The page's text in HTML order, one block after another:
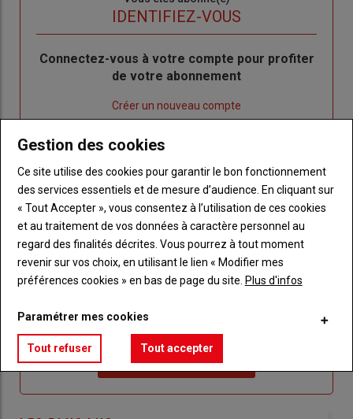
IDENTIFIEZ-VOUS
Body
Connectez-vous à votre compte pour profiter
de votre abonnement
"Créer
un
compte"
Créer un nouveau compte
Lien
"Réinitialiser
mot
de
passe"
Réinitialiser votre mot de passe
"Je
me
connecte"
Sous-
titre
Vous n'êtes pas abonné(e)
TITRE CRÉEZ UN COMPTE
compte pour accéder à tout Réussir Agri72
Créez un compte
Gestion des cookies
Ce site utilise des cookies pour garantir le bon fonctionnement
des services essentiels et de mesure d’audience. En cliquant sur
« Tout Accepter », vous consentez à l’utilisation de ces cookies
et au traitement de vos données à caractère personnel au
regard des finalités décrites. Vous pourrez à tout moment
revenir sur vos choix, en utilisant le lien « Modifier mes
préférences cookies » en bas de page du site. Plus d'infos
Paramétrer mes cookies
Tout refuser Tout accepter